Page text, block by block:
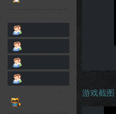
祖龙道剑甲
游戏截图